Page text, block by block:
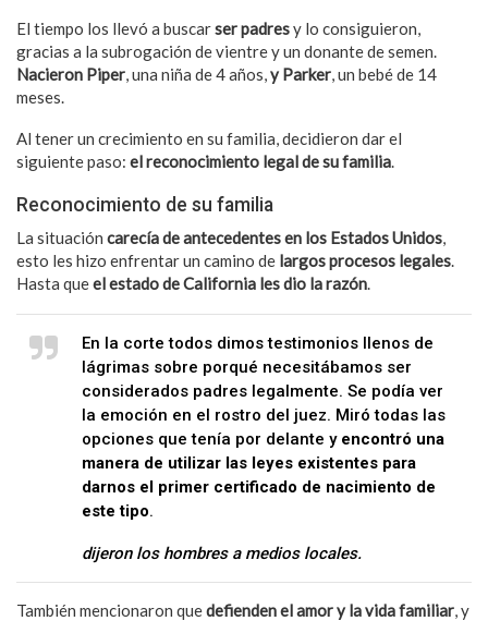
El tiempo los llevó a buscarser padresy lo consiguieron,
gracias a la subrogación de vientre y un donante de semen.
Nacieron Piper, una niña de 4 años,y Parker, un bebé de 14
meses.
Al tener un crecimiento en su familia, decidieron dar el
siguiente paso: el reconocimiento legal de su familia.
Reconocimiento de su familia
La situación carecía de antecedentes en los Estados Unidos,
esto les hizo enfrentar un camino de largos procesos legales.
Hasta queelestado de California les dio la razón.
En la corte todos dimos testimonios llenos de
lágrimas sobre porqué necesitábamos ser
considerados padres legalmente. Se podía ver
la emoción en el rostro del juez. Miró todas las
opciones que tenía por delante y encontró una
manera de utilizar las leyes existentes para
darnos el primer certificado de nacimiento de
este tipo.
dijeron los hombres a medios locales.
También mencionaron quedefienden el amor y la vida familiar, y